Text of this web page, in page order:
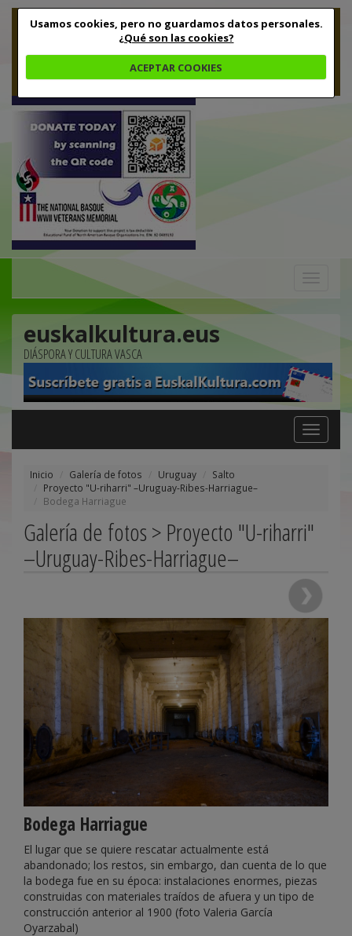
Usamos cookies, pero no guardamos datos personales.
¿Qué son las cookies?
ACEPTAR COOKIES
euskalkultura.eus
DIÁSPORA Y CULTURA VASCA
Toggle
navigation
Inicio Galería de fotos Uruguay
Salto
Proyecto "U-riharri" –Uruguay-Ribes-Harriague–
Bodega Harriague
Galería de fotos > Proyecto "U-riharri"
–Uruguay-Ribes-Harriague–
Bodega Harriague
El lugar que se quiere rescatar actualmente está
abandonado; los restos, sin embargo, dan cuenta de lo que
la bodega fue en su época: instalaciones enormes, piezas
construidas con materiales traídos de afuera y un tipo de
construcción anterior al 1900 (foto Valeria García
Oyarzabal)